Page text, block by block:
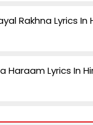
Rakhna Lyrics In
Haraam Lyrics In